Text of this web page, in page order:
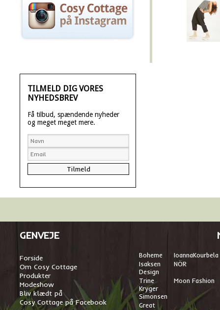
TILMELD DIG VORES
NYHEDSBREV
Få tilbud, spændende nyheder
og meget meget mere.
GENVEJE
Forside
Om Cosy Cottage
Produkter
Modeshow
Bliv klædt på
Cosy Cottage på Facebook
Boheme IoannaKourbela
Isaksen
Design
NÖR
Trine
Kryger
Simonsen
Moon Fashion
Great